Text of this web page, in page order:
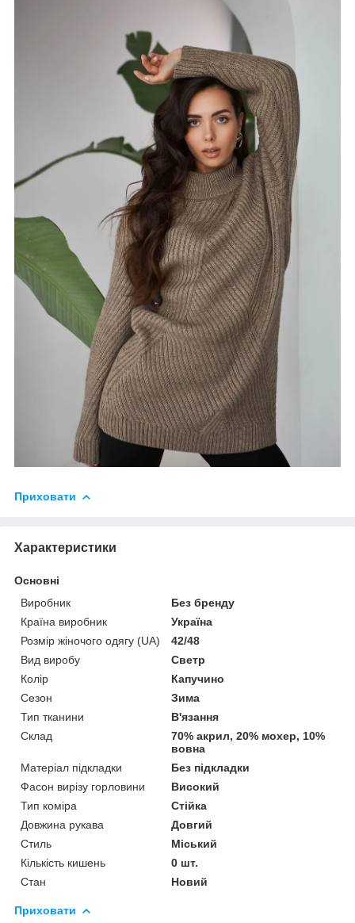
Приховати
Характеристики
Основні
Виробник
Без бренду
Країна виробник
Україна
Розмір жіночого одягу (UA)
42/48
Вид виробу
Светр
Колір
Капучино
Сезон
Зима
Тип тканини
В'язання
Склад
70% акрил, 20% мохер, 10%
вовна
Матеріал підкладки
Без підкладки
Фасон вирізу горловини
Високий
Тип коміра
Стійка
Довжина рукава
Довгий
Стиль
Міський
Кількість кишень
0 шт.
Стан
Новий
Приховати